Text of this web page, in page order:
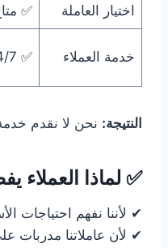
اختيار العاملة ✅
خدمة العملاء ✅ 24/7
النتيجة: نحن لا نقدم
✅ لماذا العملاء
✔ لأننا نفهم احتياجات
✔ لأن عاملاتنا مدربات